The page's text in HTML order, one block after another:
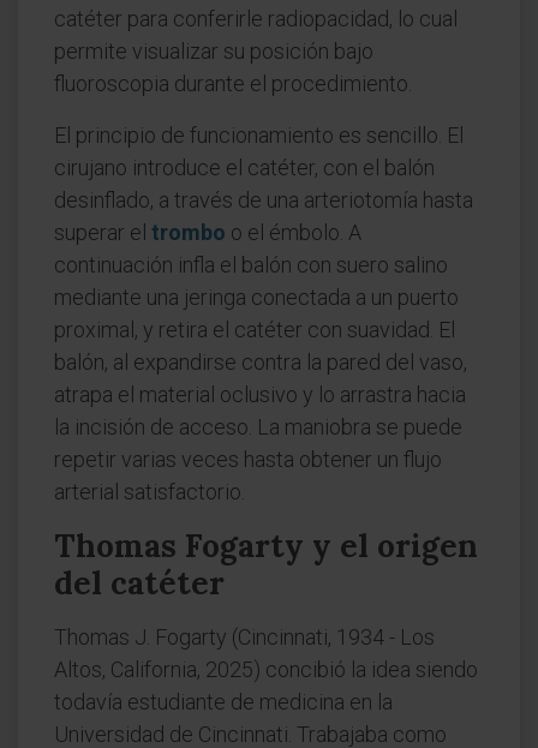
catéter para conferirle radiopacidad, lo cual
permite visualizar su posición bajo
fluoroscopia durante el procedimiento.
El principio de funcionamiento es sencillo. El
cirujano introduce el catéter, con el balón
desinflado, a través de una arteriotomía hasta
superar el trombo o el émbolo. A
continuación infla el balón con suero salino
mediante una jeringa conectada a un puerto
proximal, y retira el catéter con suavidad. El
balón, al expandirse contra la pared del vaso,
atrapa el material oclusivo y lo arrastra hacia
la incisión de acceso. La maniobra se puede
repetir varias veces hasta obtener un flujo
arterial satisfactorio.
Thomas Fogarty y el origen
del catéter
Thomas J. Fogarty (Cincinnati, 1934 - Los
Altos, California, 2025) concibió la idea siendo
todavía estudiante de medicina en la
Universidad de Cincinnati. Trabajaba como